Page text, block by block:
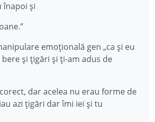
înapoi și
emoțională gen „ca și eu
și țigări și ți-am adus de
dar acelea nu erau forme de
azi țigări dar îmi iei și tu